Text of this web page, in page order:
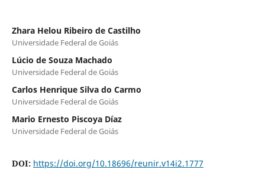
Zhara Helou Ribeiro de Castilho
Universidade Federal de Goiás
Lúcio de Souza Machado
Universidade Federal de Goiás
Carlos Henrique Silva do Carmo
Universidade Federal de Goiás
Mario Ernesto Piscoya Díaz
Universidade Federal de Goiás
DOI: https://doi.org/10.18696/reunir.v14i2.1777